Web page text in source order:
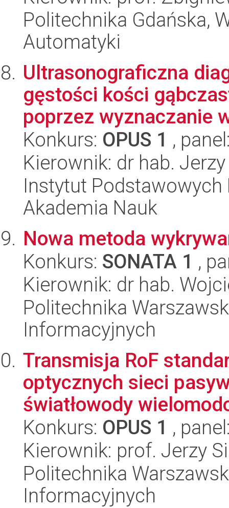
Politechnika Gdańska,
Automatyki
Ultrasonograficzna
gęstości kości
poprzez wyznaczanie
Konkurs: OPUS 1 ,
Kierownik: dr hab.
Instytut
Akademia Nauk
Nowa metoda
Konkurs: SONATA 1 ,
Kierownik: dr hab.
Politechnika
Informacyjnych
Transmisja RoF
optycznych sieci
światłowody
Konkurs: OPUS 1 ,
Kierownik: prof. Jerzy
Politechnika
Informacyjnych